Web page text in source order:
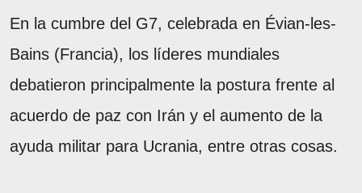
En la cumbre del G7, celebrada en Évian-les-
Bains (Francia), los líderes mundiales
debatieron principalmente la postura frente al
acuerdo de paz con Irán y el aumento de la
ayuda militar para Ucrania, entre otras cosas.